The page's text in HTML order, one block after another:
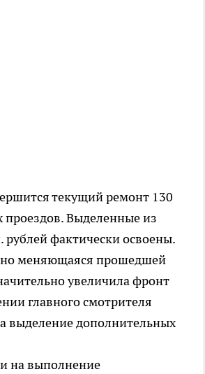
текущий ремонт 130
проездов. Выделенные из
фактически освоены.
меняющаяся прошедшей
увеличила фронт
главного смотрителя
выделение дополнительных
на выполнение